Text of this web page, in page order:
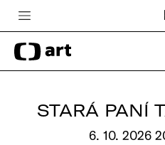
Česká televize
Zpravodajství
STARÁ PANÍ
6. 10. 2026